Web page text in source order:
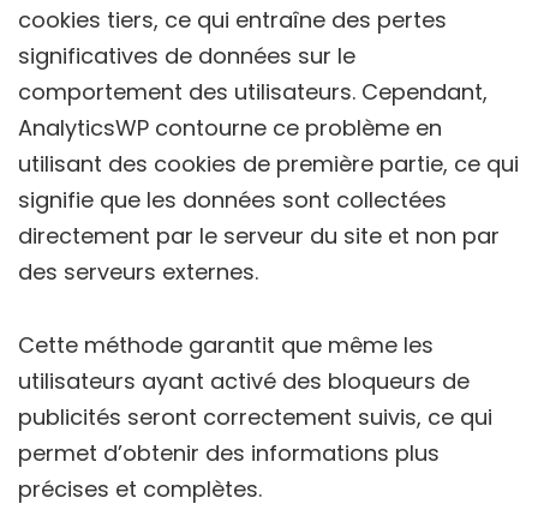
cookies tiers, ce qui entraîne des pertes
significatives de données sur le
comportement des utilisateurs. Cependant,
AnalyticsWP contourne ce problème en
utilisant des cookies de première partie, ce qui
signifie que les données sont collectées
directement par le serveur du site et non par
des serveurs externes.
Cette méthode garantit que même les
utilisateurs ayant activé des bloqueurs de
publicités seront correctement suivis, ce qui
permet d’obtenir des informations plus
précises et complètes.